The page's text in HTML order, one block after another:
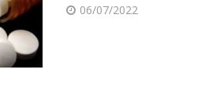
06/07/2022